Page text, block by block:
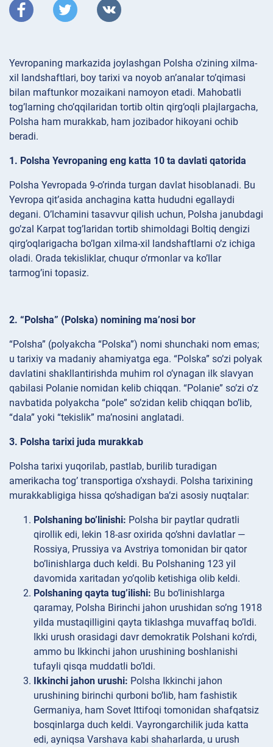
Yevropaning markazida joylashgan Polsha o’zining xilma-
xil landshaftlari, boy tarixi va noyob an’analar to’qimasi
bilan maftunkor mozaikani namoyon etadi. Mahobatli
tog’larning cho’qqilaridan tortib oltin qirg’oqli plajlargacha,
Polsha ham murakkab, ham jozibador hikoyani ochib
beradi.
1. Polsha Yevropaning eng katta 10 ta davlati qatorida
Polsha Yevropada 9-o’rinda turgan davlat hisoblanadi. Bu
Yevropa qit’asida anchagina katta hududni egallaydi
degani. O’lchamini tasavvur qilish uchun, Polsha janubdagi
go’zal Karpat tog’laridan tortib shimoldagi Boltiq dengizi
qirg’oqlarigacha bo’lgan xilma-xil landshaftlarni o’z ichiga
oladi. Orada tekisliklar, chuqur o’rmonlar va ko’llar
tarmog’ini topasiz.
2. “Polsha” (Polska) nomining ma’nosi bor
“Polsha” (polyakcha “Polska”) nomi shunchaki nom emas;
u tarixiy va madaniy ahamiyatga ega. “Polska” so’zi polyak
davlatini shakllantirishda muhim rol o’ynagan ilk slavyan
qabilasi Polanie nomidan kelib chiqqan. “Polanie” so’zi o’z
navbatida polyakcha “pole” so’zidan kelib chiqqan bo’lib,
“dala” yoki “tekislik” ma’nosini anglatadi.
3. Polsha tarixi juda murakkab
Polsha tarixi yuqorilab, pastlab, burilib turadigan
amerikacha tog’ transportiga o’xshaydi. Polsha tarixining
murakkabligiga hissa qo’shadigan ba’zi asosiy nuqtalar:
Polshaning bo’linishi: Polsha bir paytlar qudratli
qirollik edi, lekin 18-asr oxirida qo’shni davlatlar —
Rossiya, Prussiya va Avstriya tomonidan bir qator
bo’linishlarga duch keldi. Bu Polshaning 123 yil
davomida xaritadan yo’qolib ketishiga olib keldi.
Polshaning qayta tug’ilishi: Bu bo’linishlarga
qaramay, Polsha Birinchi jahon urushidan so’ng 1918
yilda mustaqilligini qayta tiklashga muvaffaq bo’ldi.
Ikki urush orasidagi davr demokratik Polshani ko’rdi,
ammo bu Ikkinchi jahon urushining boshlanishi
tufayli qisqa muddatli bo’ldi.
Ikkinchi jahon urushi: Polsha Ikkinchi jahon
urushining birinchi qurboni bo’lib, ham fashistik
Germaniya, ham Sovet Ittifoqi tomonidan shafqatsiz
bosqinlarga duch keldi. Vayrongarchilik juda katta
edi, ayniqsa Varshava kabi shaharlarda, u urush